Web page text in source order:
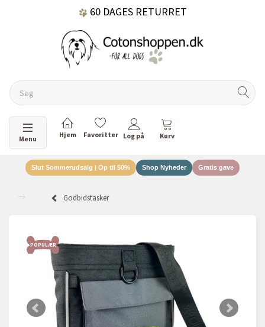
60 DAGES RETURRET
Skifte navigation
Menu
Slut Sommerudsalg | Op til 50% Shop Nyheder Gratis gave
Godbidstasker
POPULÆR